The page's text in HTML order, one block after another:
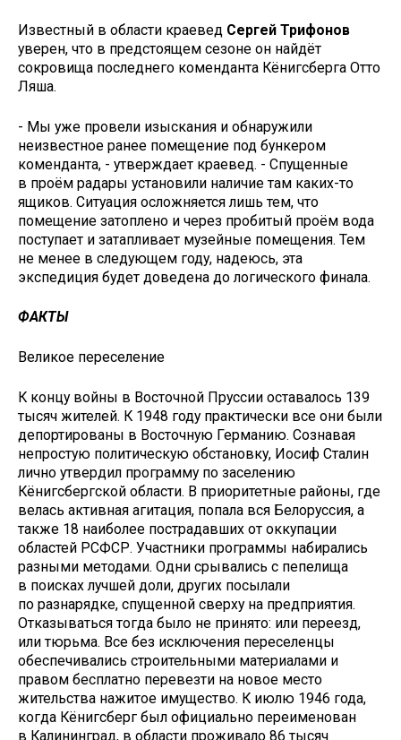
Известный в области краевед Сергей Трифонов
уверен, что в предстоящем сезоне он найдёт
сокровища последнего коменданта Кёнигсберга Отто
Ляша.
- Мы уже провели изыскания и обнаружили
неизвестное ранее помещение под бункером
коменданта, - утверждает краевед. - Спущенные
в проём радары установили наличие там каких-то
ящиков. Ситуация осложняется лишь тем, что
помещение затоплено и через пробитый проём вода
поступает и затапливает музейные помещения. Тем
не менее в следующем году, надеюсь, эта
экспедиция будет доведена до логического финала.
ФАКТЫ
Великое переселение
К концу войны в Восточной Пруссии оставалось 139
тысяч жителей. К 1948 году практически все они были
депортированы в Восточную Германию. Сознавая
непростую политическую обстановку, Иосиф Сталин
лично утвердил программу по заселению
Кёнигсбергской области. В приоритетные районы, где
велась активная агитация, попала вся Белоруссия, а
также 18 наиболее пострадавших от оккупации
областей РСФСР. Участники программы набирались
разными методами. Одни срывались с пепелища
в поисках лучшей доли, других посылали
по разнарядке, спущенной сверху на предприятия.
Отказываться тогда было не принято: или переезд,
или тюрьма. Все без исключения переселенцы
обеспечивались строительными материалами и
правом бесплатно перевезти на новое место
жительства нажитое имущество. К июлю 1946 года,
когда Кёнигсберг был официально переименован
в Калининград, в области проживало 86 тысяч